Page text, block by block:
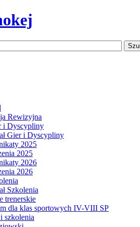
Rewizyjna
i Dyscypliny
Gier i Dyscypliny
2025
2025
2026
2026
Szkolenia
trenerskie
dla klas sportowych IV-VIII SP
szkolenia